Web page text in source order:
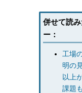
併せて読
ー：
工場
明の
以上
課題も